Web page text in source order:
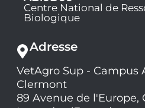
Centre National de
Biologique
Adresse
VetAgro Sup - Campus
Clermont
89 Avenue de l'Europe,